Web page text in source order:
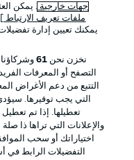
الإعلانات
شروط الاستخدام
الوظائف
تواصل معنا
جهات خارجية . يمكن
ملفات تعريف الارتباط
يمكنك تعيين إدارة
نخزن نحن 61وشركاؤنا
التصفح أو المعرفات
التتبع من دعم الأغراض
التي يجب توفيرها.
تعطيلها. إذا تم
والإعلانات التي تراها ذا
اختياراتك أو سحب
التفضيلات الرابط